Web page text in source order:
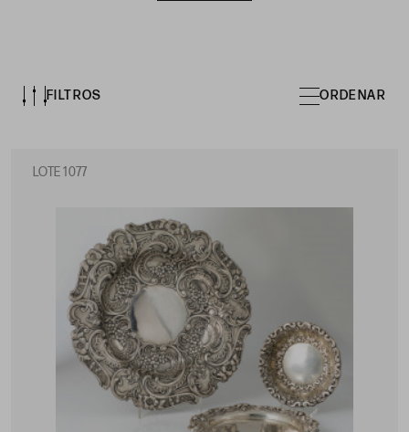
FILTROS ORDENAR
LOTE 1077